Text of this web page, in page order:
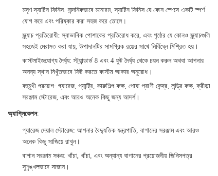
মসৃণ স্যাটিন ফিনিস: নান্দনিকভাবে মনোরম, স্যাটিন ফিনিস যে কোন স্পেসে একটি স্পর্শ
যোগ করে এবং পরিষ্কার করা সহজ করে তোলে।
স্ক্র্যাচ প্রতিরোধী: স্বাভাবিক পোশাকের প্রতিরোধ করে, এবং পৃষ্ঠের যে কোনও স্ক্র্যাচগুলি
সহজেই মেরামত করা যায়, উপাদানটির সামগ্রিক রঙের সাথে নির্বিঘ্নে মিশ্রিত হয়।
কাস্টমাইজযোগ্য দৈর্ঘ্য: স্ট্যান্ডার্ড 8 এবং 4 ফুট দৈর্ঘ্য থেকে চয়ন করুন অথবা আপনার
অনন্য স্থান নিখুঁতভাবে ফিট করতে কাস্টম আকার অনুরোধ।
বহুমুখী প্রয়োগ: গ্যারেজ, প্যান্ট্রি, কারুশিল্প কক্ষ, পোষা প্রাণী কেন্দ্র, লন্ড্রি কক্ষ, ক্রীড়া
সরঞ্জাম স্টোরেজ, এবং আরও অনেক কিছু জন্য আদর্শ।
অ্যাপ্লিকেশন:
গ্যারেজ দেয়াল স্টোরেজ: আপনার বৈদ্যুতিক যন্ত্রপাতি, বাগানের সরঞ্জাম এবং আরও
অনেক কিছু সাজিয়ে রাখুন।
বাগান সরঞ্জাম সঞ্চয়: খাঁচা, খাঁচা, এবং অন্যান্য বাগানের প্রয়োজনীয় জিনিসপত্র
সুশৃঙ্খলভাবে সাজান।